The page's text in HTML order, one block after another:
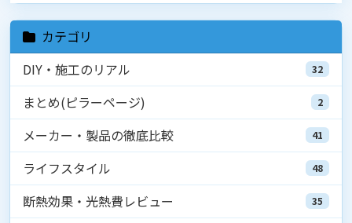
カテゴリ
DIY・施工のリアル
32
まとめ(ピラーページ) 2
メーカー・製品の徹底比較 41
ライフスタイル 48
断熱効果・光熱費レビュー 35